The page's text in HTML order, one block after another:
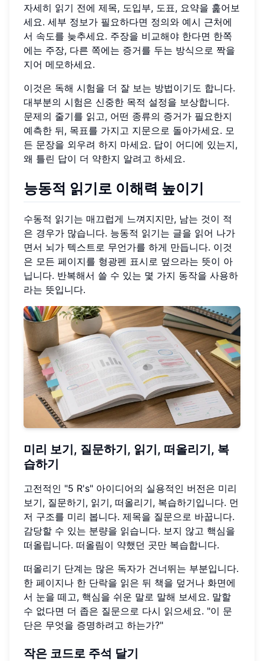
자세히 읽기 전에 제목, 도입부, 도표, 요약을 훑어보
세요. 세부 정보가 필요하다면 정의와 예시 근처에
서 속도를 늦추세요. 주장을 비교해야 한다면 한쪽
에는 주장, 다른 쪽에는 증거를 두는 방식으로 짝을
지어 메모하세요.
이것은 독해 시험을 더 잘 보는 방법이기도 합니다.
대부분의 시험은 신중한 목적 설정을 보상합니다.
문제의 줄기를 읽고, 어떤 종류의 증거가 필요한지
예측한 뒤, 목표를 가지고 지문으로 돌아가세요. 모
든 문장을 외우려 하지 마세요. 답이 어디에 있는지,
왜 틀린 답이 더 약한지 알려고 하세요.
능동적 읽기로 이해력 높이기
수동적 읽기는 매끄럽게 느껴지지만, 남는 것이 적
은 경우가 많습니다. 능동적 읽기는 글을 읽어 나가
면서 뇌가 텍스트로 무언가를 하게 만듭니다. 이것
은 모든 페이지를 형광펜 표시로 덮으라는 뜻이 아
닙니다. 반복해서 쓸 수 있는 몇 가지 동작을 사용하
라는 뜻입니다.
미리 보기, 질문하기, 읽기, 떠올리기, 복
습하기
고전적인 "5 R's" 아이디어의 실용적인 버전은 미리
보기, 질문하기, 읽기, 떠올리기, 복습하기입니다. 먼
저 구조를 미리 봅니다. 제목을 질문으로 바꿉니다.
감당할 수 있는 분량을 읽습니다. 보지 않고 핵심을
떠올립니다. 떠올림이 약했던 곳만 복습합니다.
떠올리기 단계는 많은 독자가 건너뛰는 부분입니다.
한 페이지나 한 단락을 읽은 뒤 책을 덮거나 화면에
서 눈을 떼고, 핵심을 쉬운 말로 말해 보세요. 말할
수 없다면 더 좁은 질문으로 다시 읽으세요. "이 문
단은 무엇을 증명하려고 하는가?"
작은 코드로 주석 달기